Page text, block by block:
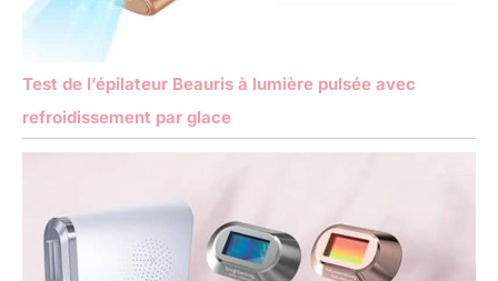
Test de l’épilateur Beauris à lumière pulsée avec
refroidissement par glace